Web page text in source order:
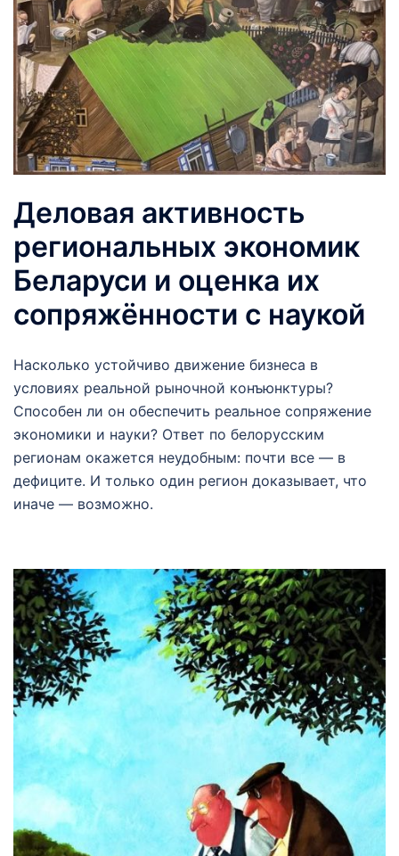
Деловая активность
региональных экономик
Беларуси и оценка их
сопряжённости с наукой
Насколько устойчиво движение бизнеса в
условиях реальной рыночной конъюнктуры?
Способен ли он обеспечить реальное сопряжение
экономики и науки? Ответ по белорусским
регионам окажется неудобным: почти все — в
дефиците. И только один регион доказывает, что
иначе — возможно.